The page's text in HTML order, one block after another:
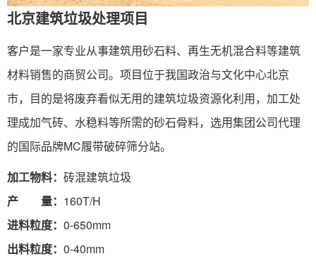
北京建筑垃圾处理项目
客户是一家专业从事建筑用砂石料、再生无机混合料等建筑
材料销售的商贸公司。项目位于我国政治与文化中心北京
市，目的是将废弃看似无用的建筑垃圾资源化利用，加工处
理成加气砖、水稳料等所需的砂石骨料，选用集团公司代理
的国际品牌MC履带破碎筛分站。
加工物料： 砖混建筑垃圾
产 量： 160T/H
进料粒度： 0-650mm
出料粒度： 0-40mm